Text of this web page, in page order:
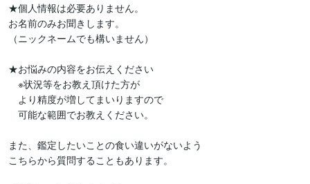
★個人情報は必要ありません。
お名前のみお聞きします。
（ニックネームでも構いません）
★お悩みの内容をお伝えください
※状況等をお教え頂けた方が
より精度が増してまいりますので
可能な範囲でお教えください。
また、鑑定したいことの食い違いがないよう
こちらから質問することもあります。